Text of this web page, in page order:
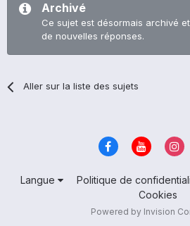
Archivé
Ce sujet est désormais archivé
de nouvelles réponses.
Aller sur la liste des sujets
Langue Politique de
Cookies
Powered by Invision